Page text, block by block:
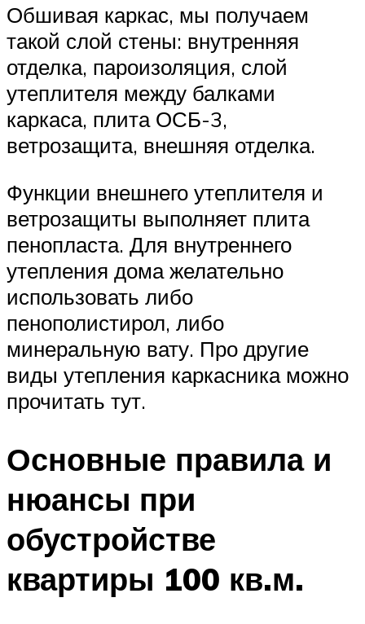
Обшивая каркас, мы получаем
такой слой стены: внутренняя
отделка, пароизоляция, слой
утеплителя между балками
каркаса, плита ОСБ-3,
ветрозащита, внешняя отделка.
Функции внешнего утеплителя и
ветрозащиты выполняет плита
пенопласта. Для внутреннего
утепления дома желательно
использовать либо
пенополистирол, либо
минеральную вату. Про другие
виды утепления каркасника можно
прочитать тут.
Основные правила и
нюансы при
обустройстве
квартиры 100 кв.м.